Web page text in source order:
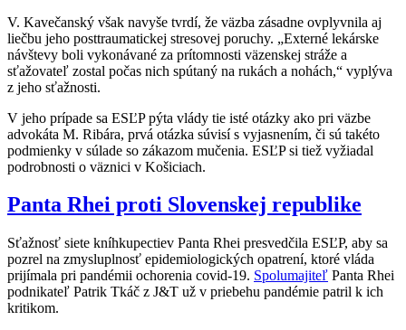
V. Kavečanský však navyše tvrdí, že väzba zásadne ovplyvnila aj
liečbu jeho posttraumatickej stresovej poruchy. „Externé lekárske
návštevy boli vykonávané za prítomnosti väzenskej stráže a
sťažovateľ zostal počas nich spútaný na rukách a nohách,“ vyplýva
z jeho sťažnosti.
V jeho prípade sa ESĽP pýta vlády tie isté otázky ako pri väzbe
advokáta M. Ribára, prvá otázka súvisí s vyjasnením, či sú takéto
podmienky v súlade so zákazom mučenia. ESĽP si tiež vyžiadal
podrobnosti o väznici v Košiciach.
Panta Rhei proti Slovenskej republike
Sťažnosť siete kníhkupectiev Panta Rhei presvedčila ESĽP, aby sa
pozrel na zmysluplnosť epidemiologických opatrení, ktoré vláda
prijímala pri pandémii ochorenia covid-19. Spolumajiteľ Panta Rhei
podnikateľ Patrik Tkáč z J&T už v priebehu pandémie patril k ich
kritikom.